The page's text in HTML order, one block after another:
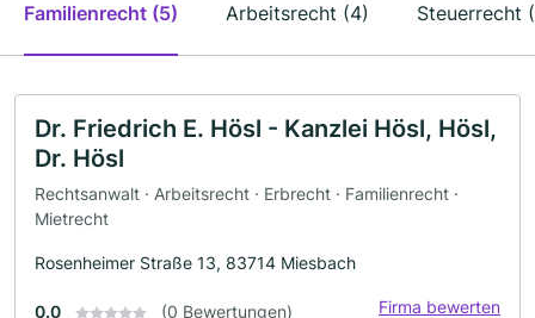
Familienrecht (5) Arbeitsrecht (4) Steuerrecht
Dr. Friedrich E. Hösl - Kanzlei Hösl, Hösl,
Dr. Hösl
Rechtsanwalt · Arbeitsrecht · Erbrecht · Familienrecht ·
Mietrecht
Rosenheimer Straße 13, 83714 Miesbach
0.0 (0 Bewertungen) Firma bewerten